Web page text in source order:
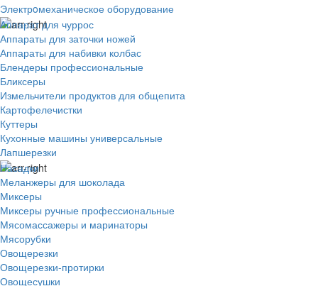
Электрoмеханическое оборудование
Аппарат для чуррос
Аппараты для заточки ножей
Аппараты для набивки колбас
Блендеры профессиональные
Бликсеры
Измельчители продуктов для общепита
Картофелечистки
Куттеры
Кухонные машины универсальные
Лапшерезки
Насадки
Меланжеры для шоколада
Миксеры
Миксеры ручные профессиональные
Мясомассажеры и маринаторы
Мясорубки
Овощерезки
Овощерезки-протирки
Овощесушки